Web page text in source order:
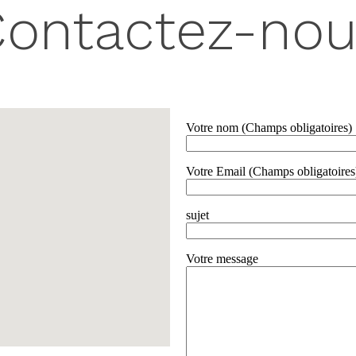
Votre nom (Champs obligatoires)
Votre Email (Champs
sujet
Votre message